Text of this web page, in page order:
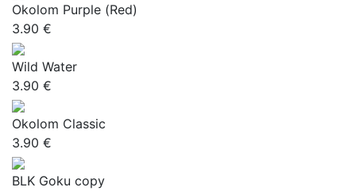
Okolom Purple (Red)
3.90 €
Wild Water
3.90 €
Okolom Classic
3.90 €
BLK Goku copy